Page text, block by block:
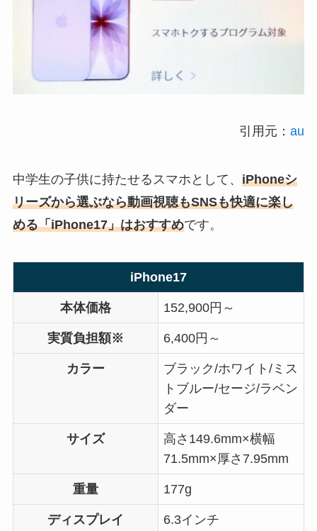
引用元：au
中学生の子供に持たせるスマホとして、 iPhoneシ
リーズから選ぶなら動画視聴もSNSも快適に楽し
める「iPhone17」はおすすめです。
iPhone17
本体価格 152,900円～
実質負担額※ 6,400円～
カラー
ブラック/ホワイト/ミス
トブルー/セージ/ラベン
ダー
サイズ
高さ149.6mm×横幅
71.5mm×厚さ7.95mm
重量 177g
ディスプレイ 6.3インチ